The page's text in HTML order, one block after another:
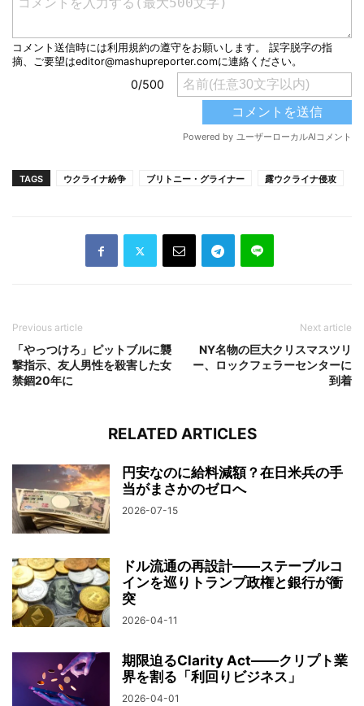
TAGS ウクライナ紛争 ブリトニー・グライナー 露ウクライナ侵攻
Previous article
「やっつけろ」ピットブルに襲
撃指示、友人男性を殺害した女
禁錮20年に
Next article
NY名物の巨大クリスマスツリ
ー、ロックフェラーセンターに
到着
RELATED ARTICLES
円安なのに給料減額？在日米兵の手
当がまさかのゼロへ
2026-07-15
ドル流通の再設計——ステーブルコ
インを巡りトランプ政権と銀行が衝
突
2026-04-11
期限迫るClarity Act——クリプト業
界を割る「利回りビジネス」
2026-04-01